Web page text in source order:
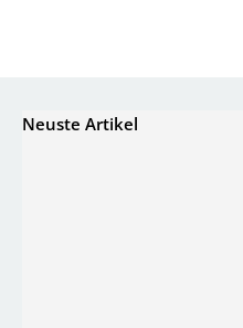
Neuste Artikel